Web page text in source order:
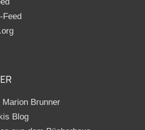
Feed
Marion Brunner
Blog